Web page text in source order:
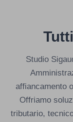
Studio
affiancamento
Offriamo
tributario,